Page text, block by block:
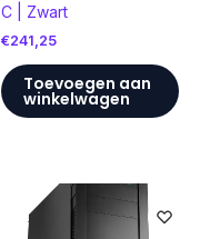
C | Zwart
€241,25
Toevoegen aan
winkelwagen